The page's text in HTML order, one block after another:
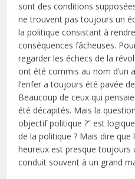
sont des conditions
ne trouvent pas toujours un
la politique consistant à
conséquences fâcheuses.
regarder les échecs de la
ont été commis au nom d’un
l’enfer a toujours été pavée
Beaucoup de ceux qui
été décapités. Mais la
objectif politique ?” est
de la politique ? Mais dire que
heureux est presque toujours
conduit souvent à un grand